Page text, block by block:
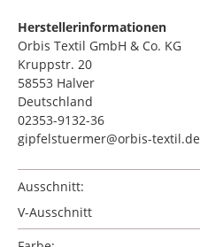
Herstellerinformationen
Orbis Textil GmbH & Co. KG
Kruppstr. 20
58553 Halver
Deutschland
02353-9132-36
gipfelstuermer@orbis-textil.de
Ausschnitt:
V-Ausschnitt